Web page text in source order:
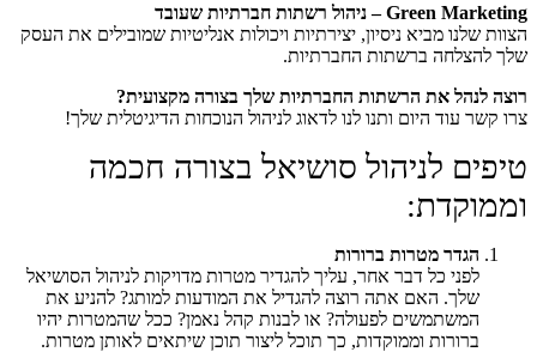
Green Marketing – ניהול רשתות חברתיות שעובד
הצוות שלנו מביא ניסיון, יצירתיות ויכולות אנליטיות שמובילים את העסק
שלך להצלחה ברשתות החברתיות.
רוצה לנהל את הרשתות החברתיות שלך בצורה מקצועית?
צרו קשר עוד היום ותנו לנו לדאוג לניהול הנוכחות הדיגיטלית שלך!
טיפים לניהול סושיאל בצורה חכמה
וממוקדת:
הגדר מטרות ברורות
לפני כל דבר אחר, עליך להגדיר מטרות מדויקות לניהול הסושיאל
שלך. האם אתה רוצה להגדיל את המודעות למותג? להניע את
המשתמשים לפעולה? או לבנות קהל נאמן? ככל שהמטרות יהיו
ברורות וממוקדות, כך תוכל ליצור תוכן שיתאים לאותן מטרות.